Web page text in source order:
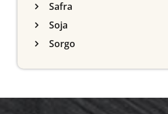
Safra
Soja
Sorgo